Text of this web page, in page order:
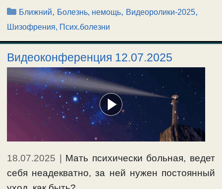
Рубрики
Ближний, Болезнь, немощь, Видеоролики-2025,
Шизофрения, Псих.болезни
Видеоконференция 12.07.2025
18.07.2025 | Мать психически больная, ведет
себя неадекватно, за ней нужен постоянный